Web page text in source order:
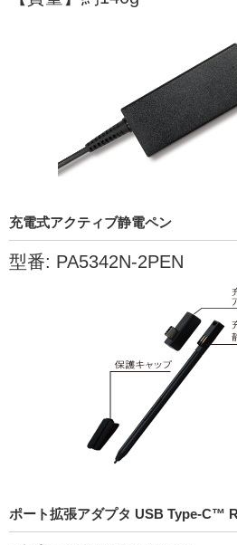
充電式アクティブ静電ペン
型番: PA5342N-2PEN
ポート拡張アダプタ USB Type-C™